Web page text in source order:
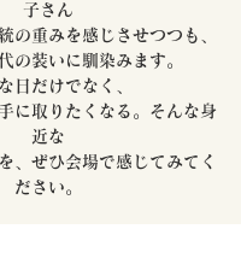
子さん
の重みを感じさせつつも、
の装いに馴染みます。
日だけでなく、
に取りたくなる。そんな身
近な
、ぜひ会場で感じてみてく
ださい。